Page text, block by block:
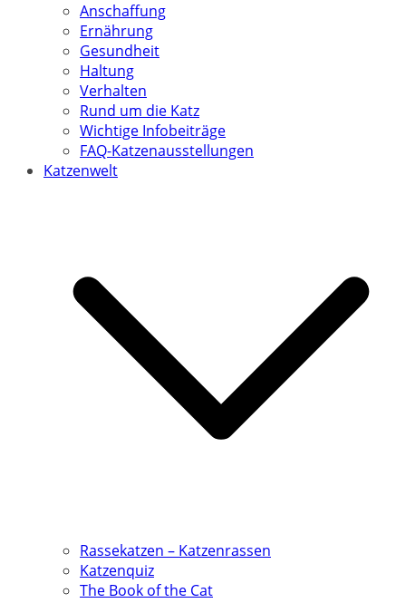
Anschaffung
Ernährung
Gesundheit
Haltung
Verhalten
Rund um die Katz
Wichtige Infobeiträge
FAQ-Katzenausstellungen
Katzenwelt
Rassekatzen – Katzenrassen
Katzenquiz
The Book of the Cat